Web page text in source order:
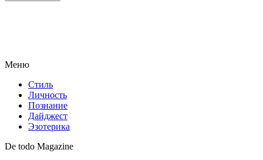
Меню
Стиль
Личность
Познание
Дайджест
Эзотерика
De todo Magazine